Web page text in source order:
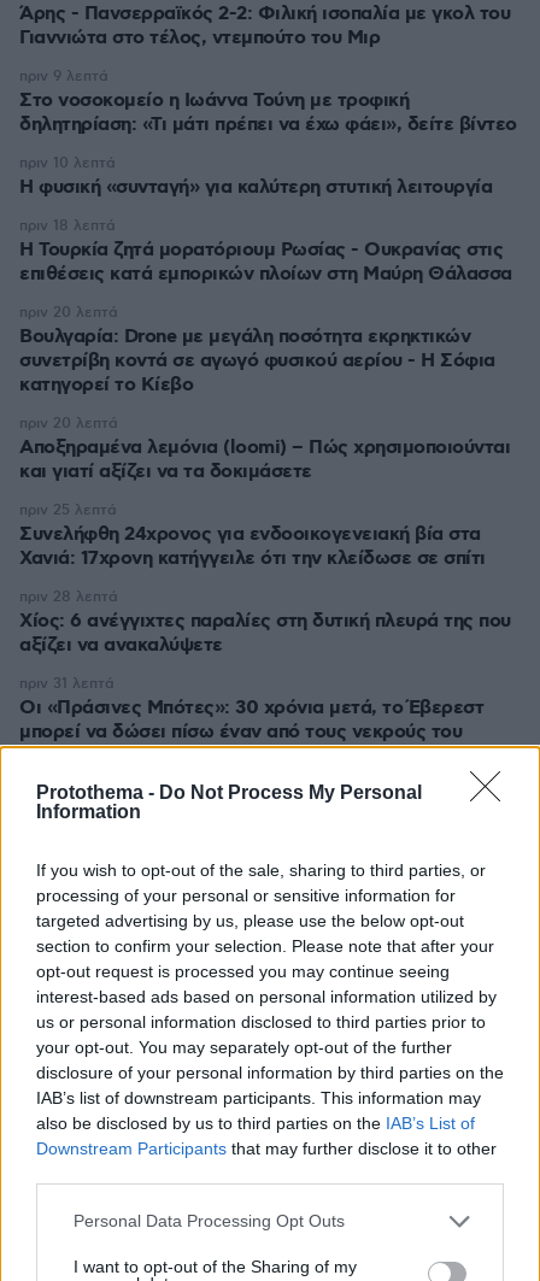
Protothema - Do Not Process My Personal
Information
If you wish to opt-out of the sale, sharing to third parties, or
processing of your personal or sensitive information for
targeted advertising by us, please use the below opt-out
section to confirm your selection. Please note that after your
opt-out request is processed you may continue seeing
interest-based ads based on personal information utilized by
us or personal information disclosed to third parties prior to
your opt-out. You may separately opt-out of the further
disclosure of your personal information by third parties on the
IAB’s list of downstream participants. This information may
also be disclosed by us to third parties on the IAB’s List of
Downstream Participants that may further disclose it to other
Please note that this website/app uses one or more Google
not limited to your visit or usage behaviour. You may click to
Personal Data Processing Opt Outs
I want to opt-out of the Sharing of my
Άρης - Πανσερραϊκός 2-2: Φιλική ισοπαλία με γκολ του
Γιαννιώτα στο τέλος, ντεμπούτο του Μιρ
Στο νοσοκομείο η Ιωάννα Τούνη με τροφική
δηλητηρίαση: «Τι μάτι πρέπει να έχω φάει», δείτε βίντεο
πριν 9 λεπτά
Η φυσική «συνταγή» για καλύτερη στυτική λειτουργία
πριν 10 λεπτά
Η Τουρκία ζητά μορατόριουμ Ρωσίας - Ουκρανίας στις
επιθέσεις κατά εμπορικών πλοίων στη Μαύρη Θάλασσα
πριν 18 λεπτά
Βουλγαρία: Drone με μεγάλη ποσότητα εκρηκτικών
συνετρίβη κοντά σε αγωγό φυσικού αερίου - Η Σόφια
κατηγορεί το Κίεβο
πριν 20 λεπτά
Αποξηραμένα λεμόνια (loomi) – Πώς χρησιμοποιούνται
και γιατί αξίζει να τα δοκιμάσετε
πριν 20 λεπτά
Συνελήφθη 24χρονος για ενδοοικογενειακή βία στα
Χανιά: 17χρονη κατήγγειλε ότι την κλείδωσε σε σπίτι
πριν 25 λεπτά
Χίος: 6 ανέγγιχτες παραλίες στη δυτική πλευρά της που
αξίζει να ανακαλύψετε
πριν 28 λεπτά
Οι «Πράσινες Μπότες»: 30 χρόνια μετά, το Έβερεστ
μπορεί να δώσει πίσω έναν από τους νεκρούς του
πριν 31 λεπτά
ΔΕΙΤΕ ΟΛΕΣ ΤΙΣ ΕΙΔΗΣΕΙΣ
ΤΑ ΠΙΟ ΔΗΜΟΦΙΛΗ